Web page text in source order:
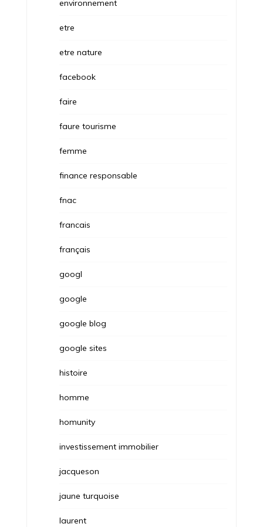
environnement
etre
etre nature
facebook
faire
faure tourisme
femme
finance responsable
fnac
francais
français
googl
google
google blog
google sites
histoire
homme
homunity
investissement immobilier
jacqueson
jaune turquoise
laurent